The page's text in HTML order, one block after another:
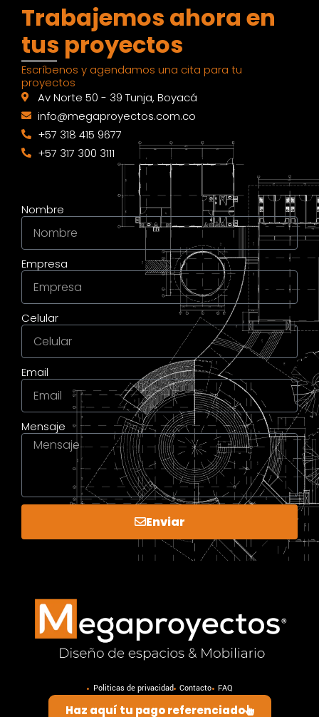
Nombre
Empresa
Celular
Email
Mensaje
Enviar
Trabajemos ahora en
tus proyectos
Escríbenos y agendamos una cita para tu
proyectos
Av Norte 50 - 39 Tunja, Boyacá
info@megaproyectos.com.co
+57 318 415 9677
+57 317 300 3111
Politicas de privacidad Contacto FAQ
Haz aquí tu pago referenciado